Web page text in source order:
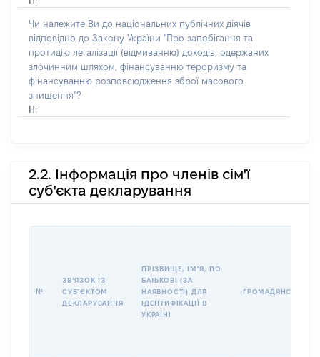
Чи належите Ви до національних публічних діячів
відповідно до Закону України "Про запобігання та
протидію легалізації (відмиванню) доходів, одержаних
злочинним шляхом, фінансуванню тероризму та
фінансуванню розповсюдження зброї масового
знищення"?
Ні
2.2. Інформація про членів сім'ї
суб'єкта декларування
№
ЗВʼЯЗОК ІЗ
СУБʼЄКТОМ
ДЕКЛАРУВАННЯ
ПРІЗВИЩЕ, ІМʼЯ, ПО
БАТЬКОВІ (ЗА
НАЯВНОСТІ) ДЛЯ
ІДЕНТИФІКАЦІЇ В
УКРАЇНІ
ГРОМАДЯНСТВО